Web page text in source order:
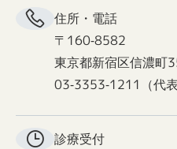
住所・電話
〒160-8582
東京都新宿区信濃町
03-3353-1211（代表
診療受付